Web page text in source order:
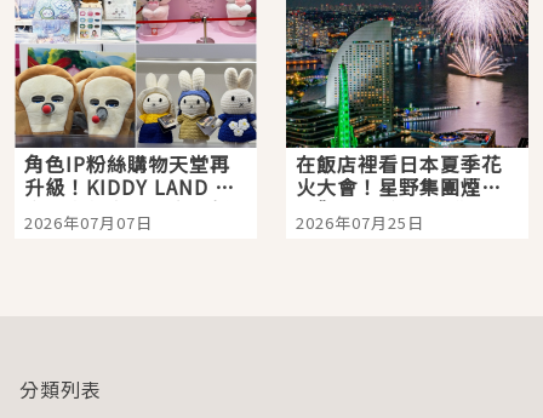
角色IP粉絲購物天堂再
升級！KIDDY LAND 原
宿店吉伊卡哇迎客，新
開幕 OMOKADO 店3分
2026年07月07日
在飯店裡看日本夏季花
火大會！星野集團煙火
景觀飯店6選，讓你不用
人擠人悠閒欣賞
2026年07月25日
分類列表